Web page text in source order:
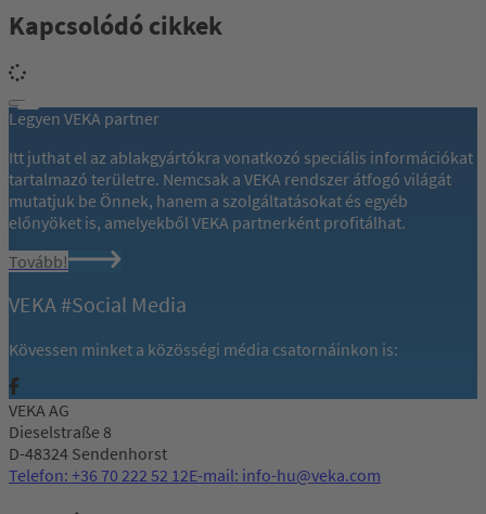
Kapcsolódó cikkek
Legyen VEKA partner
Itt juthat el az ablakgyártókra vonatkozó speciális információkat
tartalmazó területre. Nemcsak a VEKA rendszer átfogó világát
mutatjuk be Önnek, hanem a szolgáltatásokat és egyéb
előnyöket is, amelyekből VEKA partnerként profitálhat.
Tovább!
VEKA #Social Media
Kövessen minket a közösségi média csatornáinkon is:
VEKA AG
Dieselstraße 8
D-48324 Sendenhorst
Telefon: +36 70 222 52 12E-mail: info-hu@veka.com